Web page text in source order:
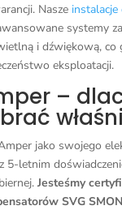
Nasze instalacje
systemy
i dźwiękową, co
eksploatacji.
–
jako swojego
5-letnim
Jesteśmy
SVG